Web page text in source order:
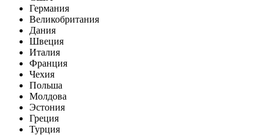
Германия
Великобритания
Дания
Швеция
Италия
Франция
Чехия
Польша
Молдова
Эстония
Греция
Турция